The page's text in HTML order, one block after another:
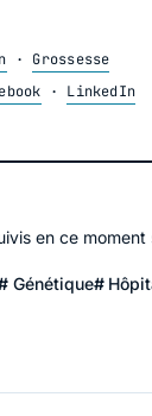
· Grossesse
· LinkedIn
en ce
Génétique